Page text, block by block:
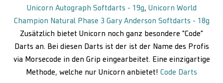
Unicorn Autograph Softdarts - 19g, Unicorn World
Champion Natural Phase 3 Gary Anderson Softdarts - 18g
Zusätzlich bietet Unicorn noch ganz besondere "Code"
Darts an. Bei diesen Darts ist der ist der Name des Profis
via Morsecode in den Grip eingearbeitet. Eine einzigartige
Methode, welche nur Unicorn anbietet! Code Darts